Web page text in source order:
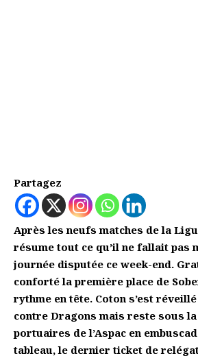
Partagez
Après les neufs matches de la
résume tout ce qu’il ne fallait pas
journée disputée ce week-end.
conforté la première place de
rythme en tête. Coton s’est
contre Dragons mais reste sous la
portuaires de l’Aspac en
tableau, le dernier ticket de